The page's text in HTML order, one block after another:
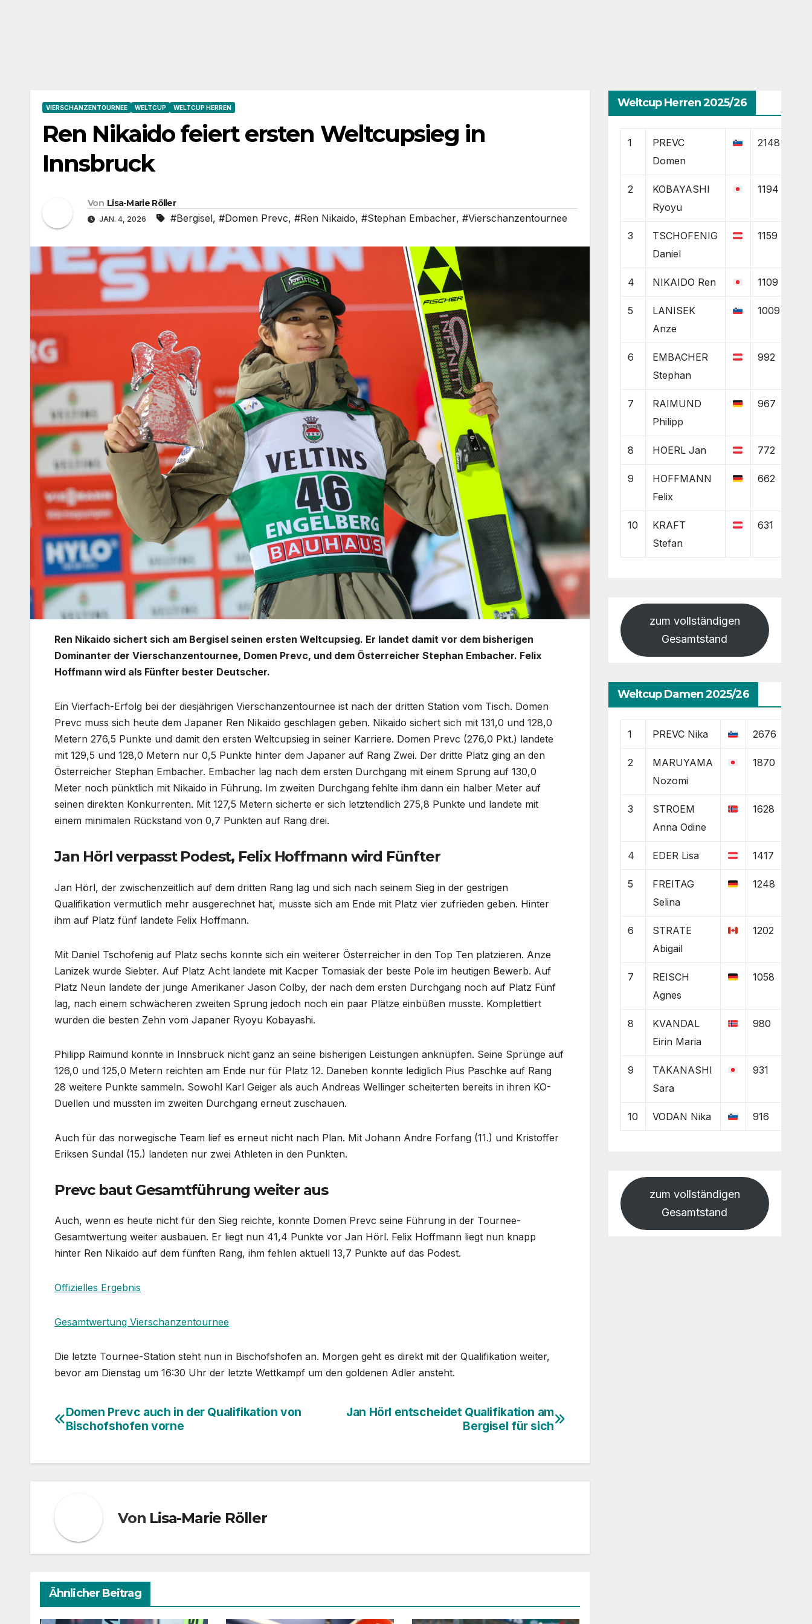
VIERSCHANZENTOURNEE WELTCUP WELTCUP HERREN
Ren Nikaido feiert ersten Weltcupsieg in
Innsbruck
Von Lisa-Marie Röller
JAN. 4, 2026 #Bergisel, #Domen Prevc, #Ren Nikaido, #Stephan Embacher, #Vierschanzentournee
Ren Nikaido sichert sich am Bergisel seinen ersten Weltcupsieg. Er landet damit vor dem bisherigen
Dominanter der Vierschanzentournee, Domen Prevc, und dem Österreicher Stephan Embacher. Felix
Hoffmann wird als Fünfter bester Deutscher.
Ein Vierfach-Erfolg bei der diesjährigen Vierschanzentournee ist nach der dritten Station vom Tisch. Domen
Prevc muss sich heute dem Japaner Ren Nikaido geschlagen geben. Nikaido sichert sich mit 131,0 und 128,0
Metern 276,5 Punkte und damit den ersten Weltcupsieg in seiner Karriere. Domen Prevc (276,0 Pkt.) landete
mit 129,5 und 128,0 Metern nur 0,5 Punkte hinter dem Japaner auf Rang Zwei. Der dritte Platz ging an den
Österreicher Stephan Embacher. Embacher lag nach dem ersten Durchgang mit einem Sprung auf 130,0
Meter noch pünktlich mit Nikaido in Führung. Im zweiten Durchgang fehlte ihm dann ein halber Meter auf
seinen direkten Konkurrenten. Mit 127,5 Metern sicherte er sich letztendlich 275,8 Punkte und landete mit
einem minimalen Rückstand von 0,7 Punkten auf Rang drei.
Jan Hörl verpasst Podest, Felix Hoffmann wird Fünfter
Jan Hörl, der zwischenzeitlich auf dem dritten Rang lag und sich nach seinem Sieg in der gestrigen
Qualifikation vermutlich mehr ausgerechnet hat, musste sich am Ende mit Platz vier zufrieden geben. Hinter
ihm auf Platz fünf landete Felix Hoffmann.
Mit Daniel Tschofenig auf Platz sechs konnte sich ein weiterer Österreicher in den Top Ten platzieren. Anze
Lanizek wurde Siebter. Auf Platz Acht landete mit Kacper Tomasiak der beste Pole im heutigen Bewerb. Auf
Platz Neun landete der junge Amerikaner Jason Colby, der nach dem ersten Durchgang noch auf Platz Fünf
lag, nach einem schwächeren zweiten Sprung jedoch noch ein paar Plätze einbüßen musste. Komplettiert
wurden die besten Zehn vom Japaner Ryoyu Kobayashi.
Philipp Raimund konnte in Innsbruck nicht ganz an seine bisherigen Leistungen anknüpfen. Seine Sprünge auf
126,0 und 125,0 Metern reichten am Ende nur für Platz 12. Daneben konnte lediglich Pius Paschke auf Rang
28 weitere Punkte sammeln. Sowohl Karl Geiger als auch Andreas Wellinger scheiterten bereits in ihren KO-
Duellen und mussten im zweiten Durchgang erneut zuschauen.
Auch für das norwegische Team lief es erneut nicht nach Plan. Mit Johann Andre Forfang (11.) und Kristoffer
Eriksen Sundal (15.) landeten nur zwei Athleten in den Punkten.
Prevc baut Gesamtführung weiter aus
Auch, wenn es heute nicht für den Sieg reichte, konnte Domen Prevc seine Führung in der Tournee-
Gesamtwertung weiter ausbauen. Er liegt nun 41,4 Punkte vor Jan Hörl. Felix Hoffmann liegt nun knapp
hinter Ren Nikaido auf dem fünften Rang, ihm fehlen aktuell 13,7 Punkte auf das Podest.
Offizielles Ergebnis
Gesamtwertung Vierschanzentournee
Die letzte Tournee-Station steht nun in Bischofshofen an. Morgen geht es direkt mit der Qualifikation weiter,
bevor am Dienstag um 16:30 Uhr der letzte Wettkampf um den goldenen Adler ansteht.
Beitragsnavigation
Jan Hörl entscheidet Qualifikation am
Bergisel für sich
Domen Prevc auch in der Qualifikation von
Bischofshofen vorne
Von Lisa-Marie Röller
Ähnlicher Beitrag
Weltcup Herren 2025/26
1
PREVC
Domen
2148
2
KOBAYASHI
Ryoyu
1194
3
TSCHOFENIG
Daniel
1159
4 NIKAIDO Ren 1109
5
LANISEK
Anze
1009
6
EMBACHER
Stephan
992
7
RAIMUND
Philipp
967
8 HOERL Jan 772
9
HOFFMANN
Felix
662
10
KRAFT
Stefan
631
zum vollständigen
Gesamtstand
Weltcup Damen 2025/26
1 PREVC Nika 2676
2
MARUYAMA
Nozomi
1870
3
STROEM
Anna Odine
1628
4 EDER Lisa 1417
5
FREITAG
Selina
1248
6
STRATE
Abigail
1202
7
REISCH
Agnes
1058
8
KVANDAL
Eirin Maria
980
9
TAKANASHI
Sara
931
10 VODAN Nika 916
zum vollständigen
Gesamtstand